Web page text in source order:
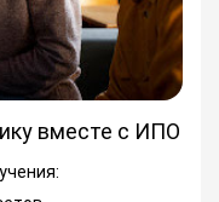
вместе с ИПО